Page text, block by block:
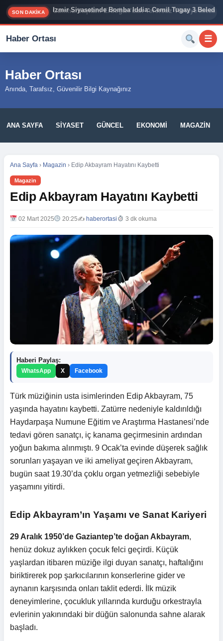
SON DAKİKA İzmir Siyasetinde Bomba İddia: Cemil Tugay 3
Haber Ortası ☰
Haber Ortası
Anında, Tarafsız, Güvenilir Bilgi Kaynağınız
ANA SAYFA SIYASET GÜNCEL EKONOMI MAGAZIN
Ana Sayfa › Magazin › Edip Akbayram Hayatını Kaybetti
Magazin
Edip Akbayram Hayatını Kaybetti
02 Mart 2025 20:25✍️ haberortasi 3 dk okuma
Haberi Paylaş:
WhatsApp X Facebook
Türk müziğinin usta isimlerinden Edip Akbayram, 75
yaşında hayatını kaybetti. Zatürre nedeniyle kaldırıldığı
Haydarpaşa Numune Eğitim ve Araştırma Hastanesi’nde
tedavi gören sanatçı, iç kanama geçirmesinin ardından
yoğun bakıma alınmıştı. 9 Ocak’ta evinde düşerek sağlık
sorunları yaşayan ve iki ameliyat geçiren Akbayram,
bugün saat 19.30’da çoklu organ yetmezliği sebebiyle
yaşamını yitirdi.
Edip Akbayram’ın Yaşamı ve Sanat Kariyeri
29 Aralık 1950’de Gaziantep’te doğan Akbayram,
henüz dokuz aylıkken çocuk felci geçirdi. Küçük
yaşlardan itibaren müziğe ilgi duyan sanatçı, haftalığını
biriktirerek pop şarkıcılarının konserlerine gider ve
aynanın karşısında onları taklit ederdi. İlk müzik
deneyimlerine, çocukluk yıllarında kurduğu orkestrayla
evlerinin yakınındaki bir düğün salonunda sahne alarak
başladı.